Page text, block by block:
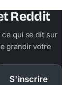
Reddit
qui se dit sur
grandir votre
S'inscrire